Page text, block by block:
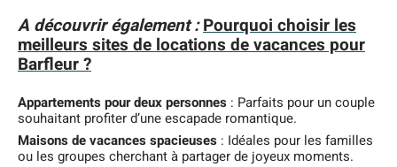
A découvrir également :Pourquoi choisir les
meilleurs sites de locations de vacances pour
Barfleur ?
Appartements pour deux personnes : Parfaits pour un couple
souhaitant profiter d’une escapade romantique.
Maisons de vacances spacieuses : Idéales pour les familles
ou les groupes cherchant à partager de joyeux moments.